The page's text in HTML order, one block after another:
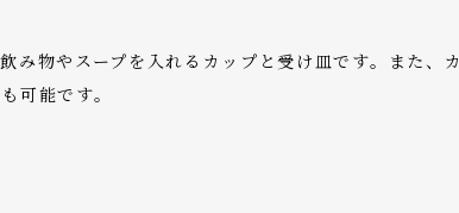
み物やスープを入れるカップと受け皿です。また、カ
可能です。